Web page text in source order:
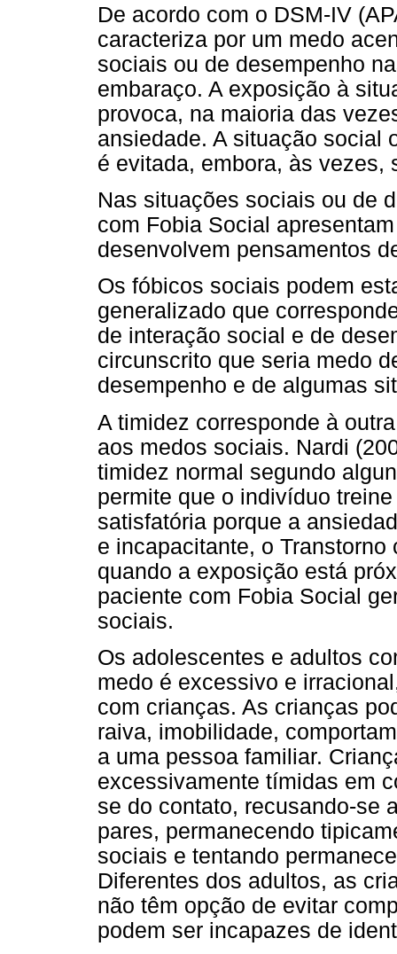
De acordo com o DSM-IV
caracteriza por um medo
sociais ou de desempenho
embaraço. A exposição à
provoca, na maioria das
ansiedade. A situação social
é evitada, embora, às vezes,
Nas situações sociais ou de
com Fobia Social
desenvolvem pensamentos
Os fóbicos sociais podem
generalizado que
de interação social e de
circunscrito que seria medo
desempenho e de algumas
A timidez corresponde à
aos medos sociais. Nardi
timidez normal segundo
permite que o indivíduo
satisfatória porque a
e incapacitante, o
quando a exposição está
paciente com Fobia Social
sociais.
Os adolescentes e adultos
medo é excessivo e
com crianças. As crianças
raiva, imobilidade,
a uma pessoa familiar.
excessivamente tímidas em
se do contato, recusando-se
pares, permanecendo
sociais e tentando
Diferentes dos adultos, as
não têm opção de evitar
podem ser incapazes de